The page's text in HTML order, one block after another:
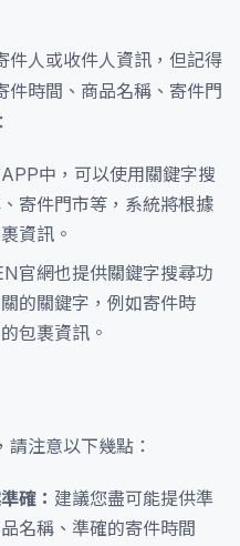
件人或收件人資訊，但記得
件時間、商品名稱、寄件門
中，可以使用關鍵字搜
寄件門市等，系統將根據
資訊。
官網也提供關鍵字搜尋功
的關鍵字，例如寄件時
包裹資訊。
注意以下幾點：
確： 建議您盡可能提供準
名稱、準確的寄件時間